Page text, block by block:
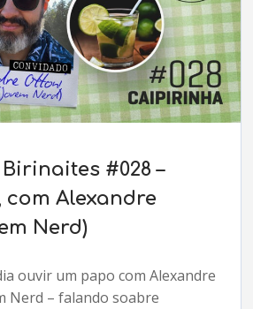
#028 –
Alexandre
Nerd)
ouvir um papo com Alexandre
Nerd – falando soabre